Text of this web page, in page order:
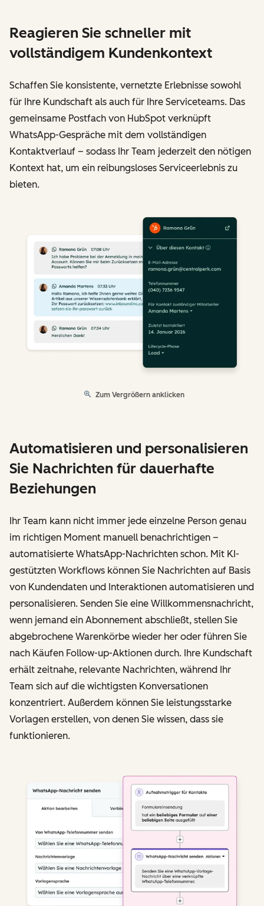
Reagieren Sie schneller mit
vollständigem Kundenkontext
Schaffen Sie konsistente, vernetzte Erlebnisse sowohl
für Ihre Kundschaft als auch für Ihre Serviceteams. Das
gemeinsame Postfach von HubSpot verknüpft
WhatsApp-Gespräche mit dem vollständigen
Kontaktverlauf – sodass Ihr Team jederzeit den nötigen
Kontext hat, um ein reibungsloses Serviceerlebnis zu
bieten.
Zum Vergrößern anklicken
Automatisieren und personalisieren
Sie Nachrichten für dauerhafte
Beziehungen
Ihr Team kann nicht immer jede einzelne Person genau
im richtigen Moment manuell benachrichtigen –
automatisierte WhatsApp-Nachrichten schon. Mit KI-
gestützten Workflows können Sie Nachrichten auf Basis
von Kundendaten und Interaktionen automatisieren und
personalisieren. Senden Sie eine Willkommensnachricht,
wenn jemand ein Abonnement abschließt, stellen Sie
abgebrochene Warenkörbe wieder her oder führen Sie
nach Käufen Follow-up-Aktionen durch. Ihre Kundschaft
erhält zeitnahe, relevante Nachrichten, während Ihr
Team sich auf die wichtigsten Konversationen
konzentriert. Außerdem können Sie leistungsstarke
Vorlagen erstellen, von denen Sie wissen, dass sie
funktionieren.